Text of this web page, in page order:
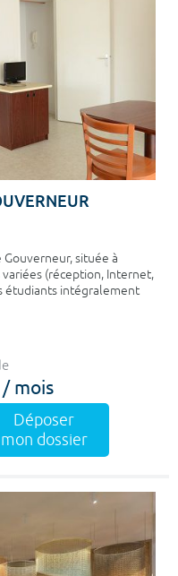
située à
(réception, Internet,
étudiants intégralement
mois
Déposer
mon dossier